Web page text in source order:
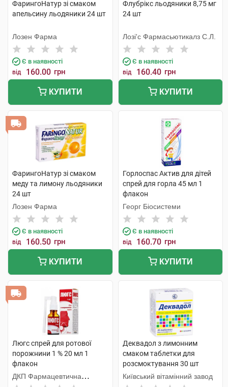
ФарингоНатур зі смаком
апельсину льодяники 24 шт
Лозен Фарма
Є в наявності
від 160.00 грн
КУПИТИ
Флубрікс льодяники 8,75 мг
24 шт
Лозі'с Фармасьютикалз С.Л.
Є в наявності
від 160.40 грн
КУПИТИ
ФарингоНатур зі смаком
меду та лимону льодяники
24 шт
Лозен Фарма
Є в наявності
від 160.50 грн
КУПИТИ
Горлоспас Актив для дітей
спрей для горла 45 мл 1
флакон
Георг Біосистеми
Є в наявності
від 160.70 грн
КУПИТИ
Люгс спрей для ротової
порожнини 1 % 20 мл 1
флакон
ДКП Фармацевтична
Деквадол з лимонним
смаком таблетки для
розсмоктування 30 шт
Київський вітамінний завод